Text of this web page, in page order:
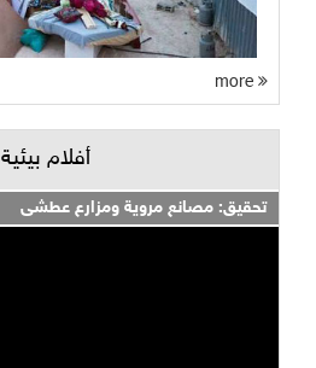
أفلام بيئية
تحقيق: مصانع مروية ومزارع عطشى